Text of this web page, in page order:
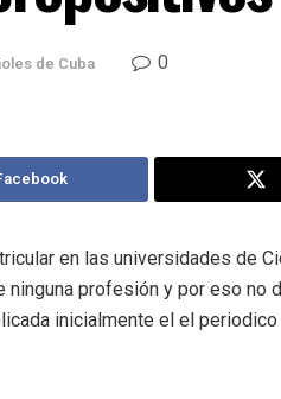
de Cuba 0
en las universidades de
profesión y por eso no
inicialmente el el periodico